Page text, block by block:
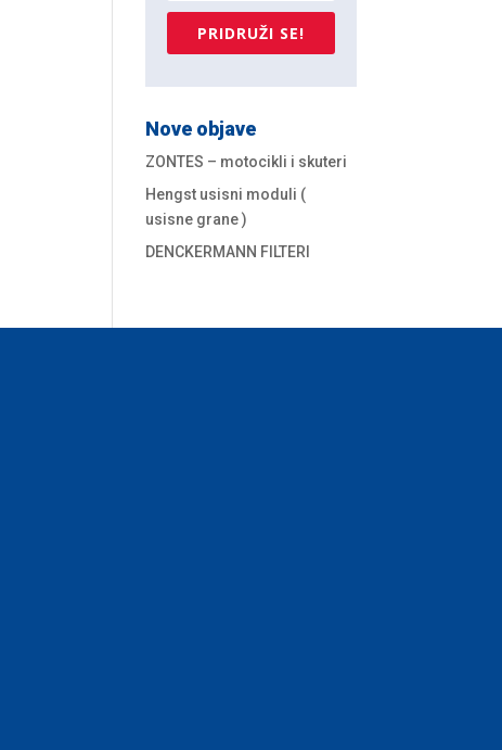
PRIDRUŽI SE!
Nove objave
ZONTES – motocikli i skuteri
Hengst usisni moduli (
usisne grane )
DENCKERMANN FILTERI